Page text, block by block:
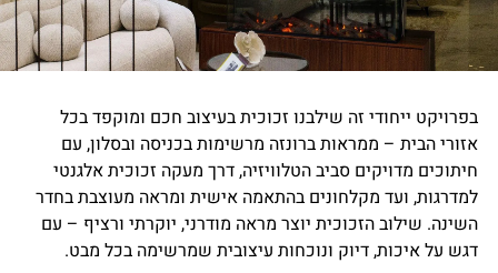
בפרויקט ייחודי זה שילבנו זכוכית בעיצוב חכם ומוקפד בכל
אזורי הבית – ממראות ברונזה מרשימות בכניסה ובסלון, עם
חיתוכים מדויקים סביב הטלוויזיה, דרך מעקה זכוכית אלגנטי
למדרגות, ועד מקלחונים בהתאמה אישית ומראה מעוצבת בחדר
השינה. שילוב הזכוכית יוצר מראה מודרני, יוקרתי ורציף – עם
דגש על איכות, דיוק ונוכחות עיצובית שמרשימה בכל מבט.